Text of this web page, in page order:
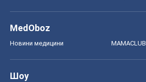
MedOboz
Новини медицини MAMACLUB
Шоу